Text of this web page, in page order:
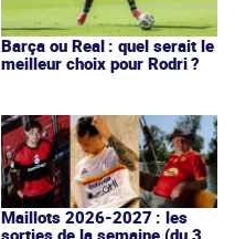
Barça ou Real : quel serait le
meilleur choix pour Rodri ?
Maillots 2026-2027 : les
sorties de la semaine (du 3